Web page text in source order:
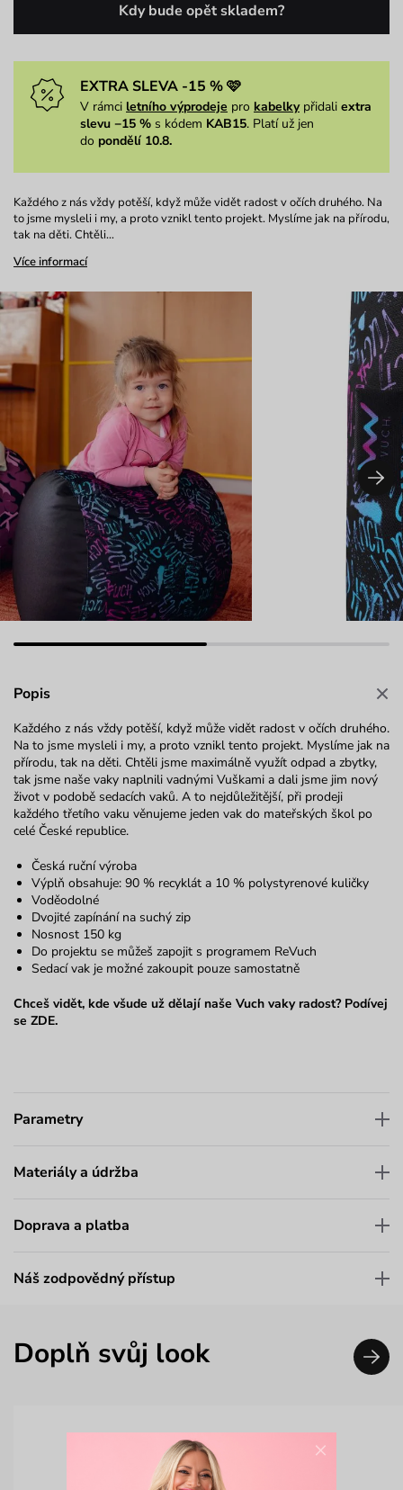
Kdy bude opět skladem?
EXTRA SLEVA -15 % 🩷
V rámci letního výprodeje pro kabelkypřidali extra
slevu −15 % s kódem KAB15. Platí už jen
do pondělí 10.8.
Každého z nás vždy potěší, když může vidět radost v očích druhého. Na
to jsme mysleli i my, a proto vznikl tento projekt. Myslíme jak na přírodu,
tak na děti. Chtěli…
Více informací
Popis
Každého z nás vždy potěší, když může vidět radost v očích druhého.
Na to jsme mysleli i my, a proto vznikl tento projekt. Myslíme jak na
přírodu, tak na děti. Chtěli jsme maximálně využít odpad a zbytky,
tak jsme naše vaky naplnili vadnými Vuškami a dali jsme jim nový
život v podobě sedacích vaků. A to nejdůležitější, při prodeji
každého třetího vaku věnujeme jeden vak do mateřských škol po
celé České republice.
Česká ruční výroba
Výplň obsahuje: 90 % recyklát a 10 % polystyrenové kuličky
Voděodolné
Dvojité zapínání na suchý zip
Nosnost 150 kg
Do projektu se můžeš zapojit s programem ReVuch
Sedací vak je možné zakoupit pouze samostatně
Chceš vidět, kde všude už dělají naše Vuch vaky radost? Podívej
se ZDE.
Parametry
Materiály a údržba
Doprava a platba
Náš zodpovědný přístup
Doplň svůj look
×